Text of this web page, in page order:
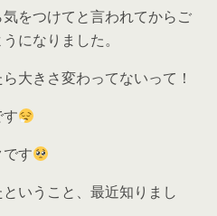
をつけてと言われてからご
になりました。
大きさ変わってないって！
す
いうこと、最近知りまし